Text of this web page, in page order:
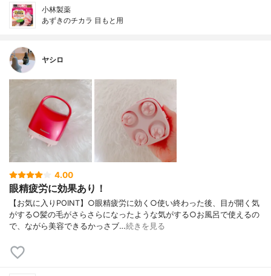
小林製薬
あずきのチカラ 目もと用
ヤシロ
4.00
眼精疲労に効果あり！
【お気に入りPOINT】○眼精疲労に効く○使い終わった後、目が開く気
がする○髪の毛がさらさらになったような気がする○お風呂で使えるの
で、ながら美容できるかっさブ…続きを見る